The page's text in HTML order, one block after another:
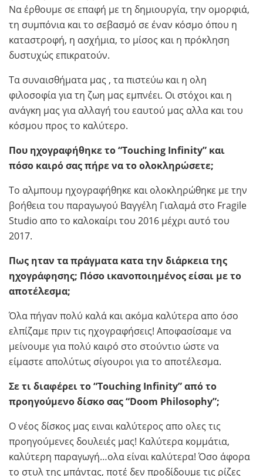
Να έρθουμε σε επαφή με τη δημιουργία, την ομορφιά,
τη συμπόνια και το σεβασμό σε έναν κόσμο όπου η
καταστροφή, η ασχήμια, το μίσος και η πρόκληση
δυστυχώς επικρατούν.
Τα συναισθήματα μας , τα πιστεύω και η ολη
φιλοσοφία για τη ζωη μας εμπνέει. Οι στόχοι και η
ανάγκη μας για αλλαγή του εαυτού μας αλλα και του
κόσμου προς το καλύτερο.
Που ηχογραφήθηκε το “Touching Infinity” και
πόσο καιρό σας πήρε να το ολοκληρώσετε;
Το αλμπουμ ηχογραφήθηκε και ολοκληρώθηκε με την
βοήθεια του παραγωγού Βαγγέλη Γιαλαμά στο Fragile
Studiο απο το καλοκαίρι του 2016 μέχρι αυτό του
2017.
Πως ηταν τα πράγματα κατα την διάρκεια της
ηχογράφησης; Πόσο ικανοποιημένος είσαι με το
αποτέλεσμα;
Όλα πήγαν πολύ καλά και ακόμα καλύτερα απο όσο
ελπίζαμε πριν τις ηχογραφήσεις! Αποφασίσαμε να
μείνουμε για πολύ καιρό στο στούντιο ώστε να
είμαστε απολύτως σίγουροι για το αποτέλεσμα.
Σε τιδιαφέρει το “Touching Infinity” από το
προηγούμενο δίσκο σας “Doom Philosophy”;
Ο νέος δίσκος μας ειναι καλύτερος απο ολες τις
προηγούμενες δουλειές μας! Καλύτερα κομμάτια,
καλύτερη παραγωγή…ολα είναι καλύτερα! Όσο άφορα
το στυλ της μπάντας, ποτέ δεν προδίδουμε τις ρίζες